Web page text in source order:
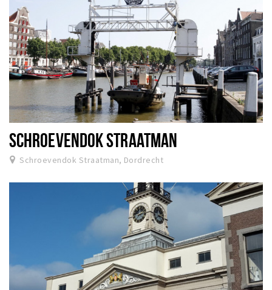
SCHROEVENDOK STRAATMAN
Schroevendok Straatman, Dordrecht